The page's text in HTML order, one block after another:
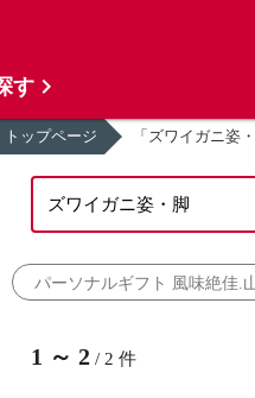
トップページ 「ズワイガニ姿
パーソナルギフト 風味絶佳.
1 ～ 2 / 2 件
す